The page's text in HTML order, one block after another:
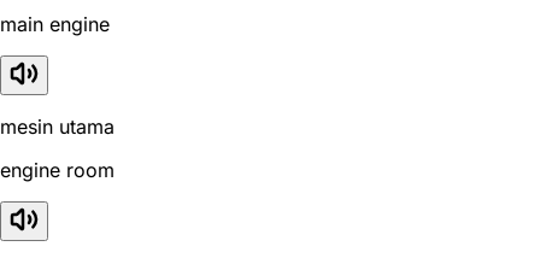
main engine
mesin utama
engine room